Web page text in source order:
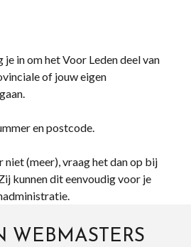
in om het Voor Leden deel van
of jouw eigen
en postcode.
niet (meer), vraag het dan op bij
kunnen dit eenvoudig voor je
WEBMASTERS